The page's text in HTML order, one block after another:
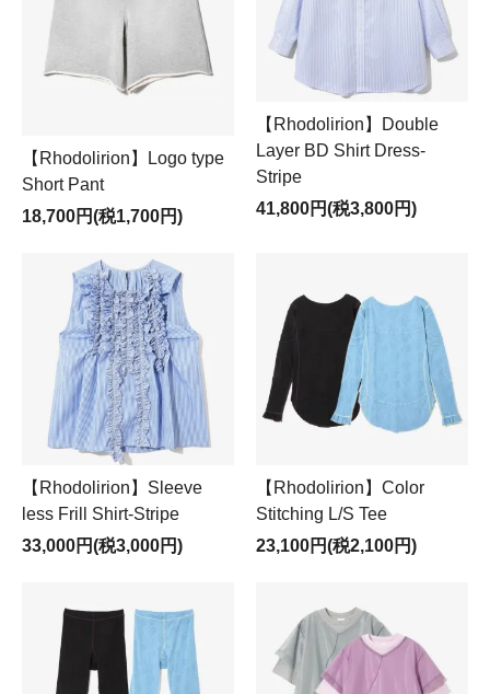
【Rhodolirion】Logo type
Short Pant
18,700円(税1,700円)
【Rhodolirion】Double
Layer BD Shirt Dress-
Stripe
41,800円(税3,800円)
【Rhodolirion】Sleeve
less Frill Shirt-Stripe
33,000円(税3,000円)
【Rhodolirion】Color
Stitching L/S Tee
23,100円(税2,100円)